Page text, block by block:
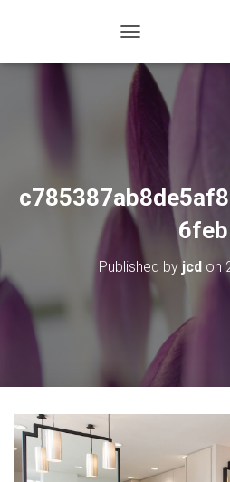
6feb
Published by jcd on